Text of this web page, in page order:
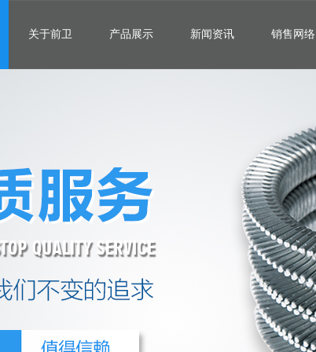
关于前卫 产品展示 新闻资讯 销售网络